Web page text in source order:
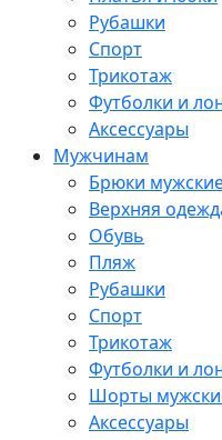
Рубашки
Спорт
Трикотаж
Футболки и
Аксессуары
Мужчинам
Брюки
Верхняя
Обувь
Пляж
Рубашки
Спорт
Трикотаж
Футболки и
Шорты
Аксессуары